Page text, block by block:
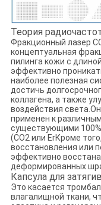
Теория
Фракционный лазер
концептуальная
пилинга кожи с
эффективно
наиболее полезная
достичь
коллагена, а также
воздействия
применен к
существующими
(CO2 или ErКроме
восстановления или
эффективно
деформированных
Капсула для
Это касается
влагалищной ткани,